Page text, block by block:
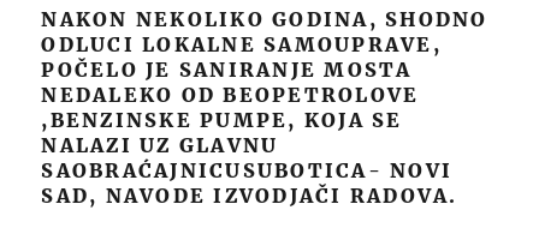
NAKON NEKOLIKO GODINA, SHODNO
ODLUCI LOKALNE SAMOUPRAVE,
POČELO JE SANIRANJE MOSTA
NEDALEKO OD BEOPETROLOVE
,BENZINSKE PUMPE, KOJA SE
NALAZI UZ GLAVNU
SAOBRAĆAJNICUSUBOTICA- NOVI
SAD, NAVODE IZVODJAČI RADOVA.